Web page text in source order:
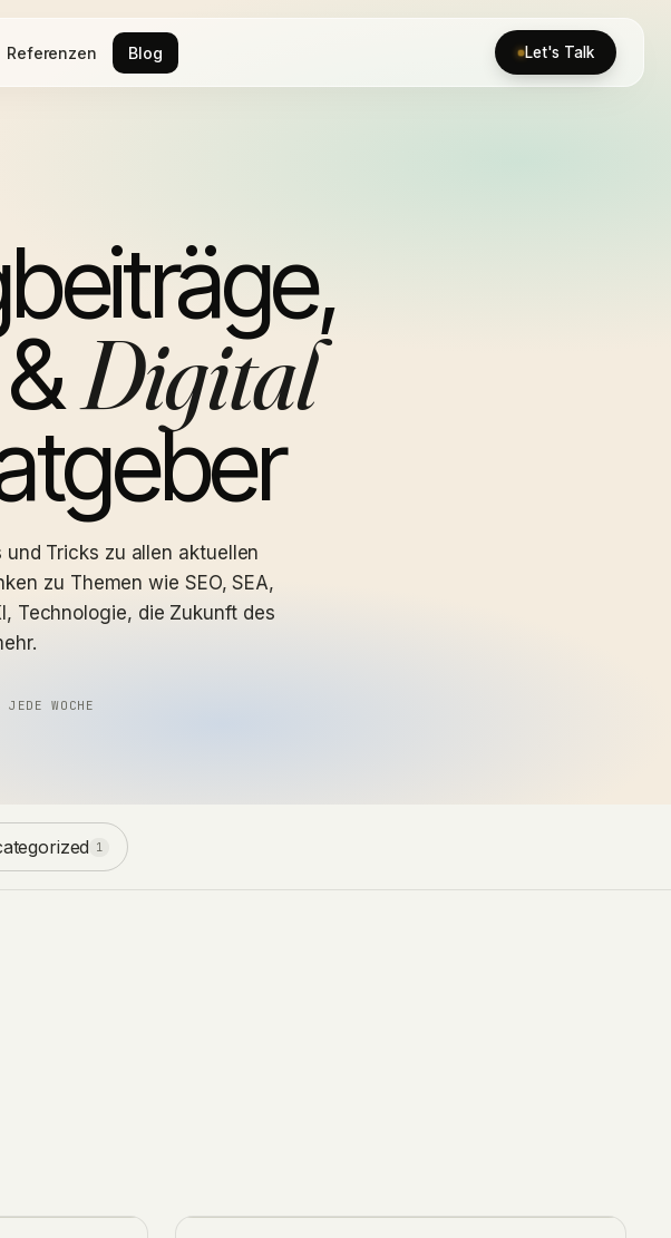
Referenzen Blog Let's Talk
Digital
Tricks zu allen aktuellen
zu Themen wie SEO, SEA,
Technologie, die Zukunft des
JEDE WOCHE
1